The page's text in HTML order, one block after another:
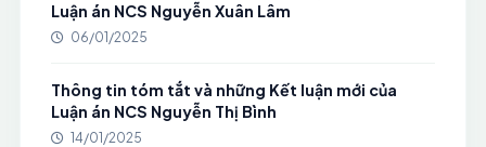
Luận án NCS Nguyễn Xuân Lâm
06/01/2025
Thông tin tóm tắt và những Kết luận mới của
Luận án NCS Nguyễn Thị Bình
14/01/2025